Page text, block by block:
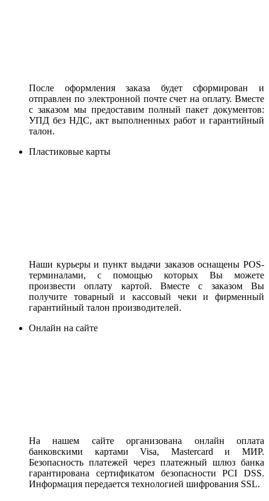
После оформления заказа будет сформирован и
отправлен по электронной почте счет на оплату. Вместе
с заказом мы предоставим полный пакет документов:
УПД без НДС, акт выполненных работ и гарантийный
талон.
Пластиковые карты
Наши курьеры и пункт выдачи заказов оснащены POS-
терминалами, с помощью которых Вы можете
произвести оплату картой. Вместе с заказом Вы
получите товарный и кассовый чеки и фирменный
гарантийный талон производителей.
Онлайн на сайте
На нашем сайте организована онлайн оплата
банковскими картами Visa, Mastercard и МИР.
Безопасность платежей через платежный шлюз банка
гарантирована сертификатом безопасности PCI DSS.
Информация передается технологией шифрования SSL.